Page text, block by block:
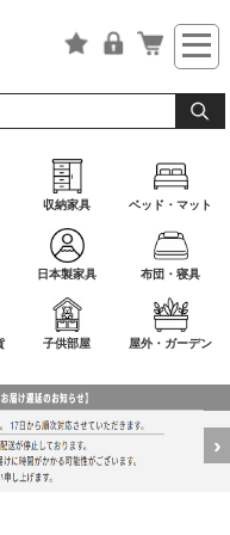
収納家具 ベッド・マット
日本製家具 布団・寝具
子供部屋 屋外・ガーデン
›